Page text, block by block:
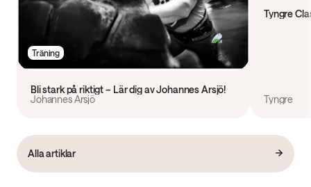
Träning
Bli stark på riktigt – Lär dig av Johannes Årsjö!
Johannes Årsjö
Tyngre
Tyngre
Alla artiklar